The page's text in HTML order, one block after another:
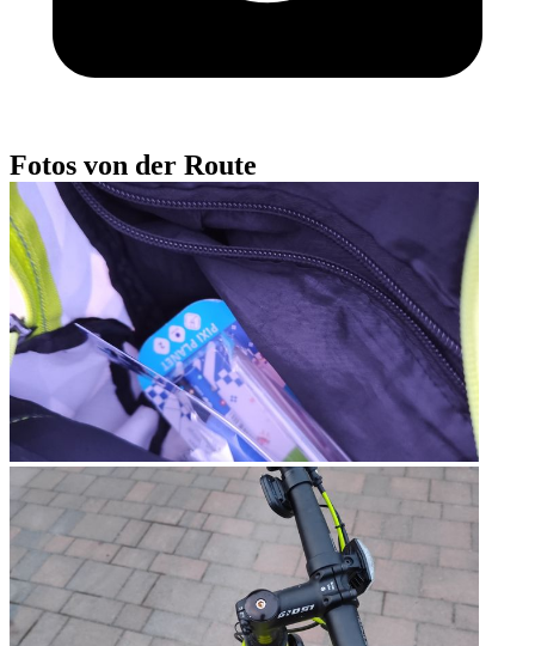
Fotos von der Route